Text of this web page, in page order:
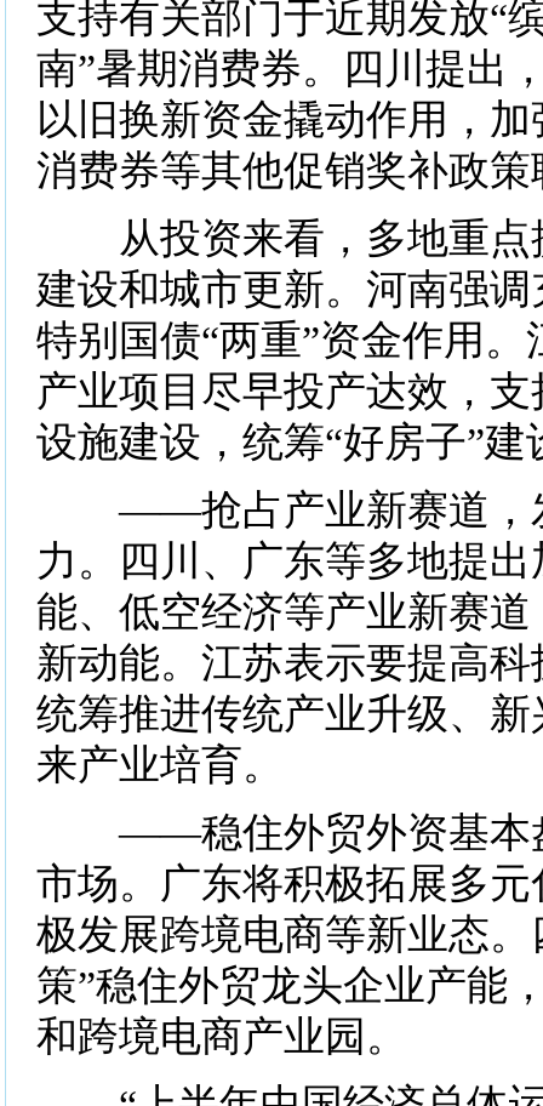
支持有关部门于近期发放“
南”暑期消费券。四川提出
以旧换新资金撬动作用，
消费券等其他促销奖补政策
从投资来看，多地重点
建设和城市更新。河南强
特别国债“两重”资金作用
产业项目尽早投产达效，
设施建设，统筹“好房子”
——抢占产业新赛道，
力。四川、广东等多地提
能、低空经济等产业新赛
新动能。江苏表示要提高
统筹推进传统产业升级、
来产业培育。
——稳住外贸外资基本
市场。广东将积极拓展多
极发展跨境电商等新业态
策”稳住外贸龙头企业产能
和跨境电商产业园。